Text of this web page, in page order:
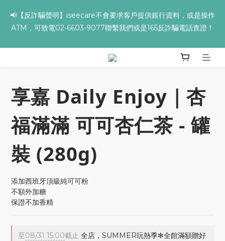
✨全館滿額贈 ➊滿９９９贈▸海葡萄蘆薈補水面膜 ➋滿１９９９贈▸
零油光UV防曬乳 ➌滿３２９９贈▸保濕亮顏卸妝膏
✨全館滿額贈 ➊滿９９９贈▸海葡萄蘆薈補水面膜 ➋滿１９９９贈▸
零油光UV防曬乳 ➌滿３２９９贈▸保濕亮顏卸妝膏
✨ 全館 ➊ FORA PROJ／PROJ✽１件↘９折、２件↘８５折、
ATM，可致電02-6603-9077聯繫我們或是165反詐騙電話查證！
✨全館滿額贈 ➊滿９９９贈▸海葡萄蘆薈補水面膜 ➋滿１９９９贈▸
享嘉 Daily Enjoy｜杏
福滿滿 可可杏仁茶 - 罐
裝 (280g)
添加西班牙頂級純可可粉
不額外加糖
保證不加香精
至08/31 15:00截止 全店，SUMMER玩熱季✻全館滿額贈好